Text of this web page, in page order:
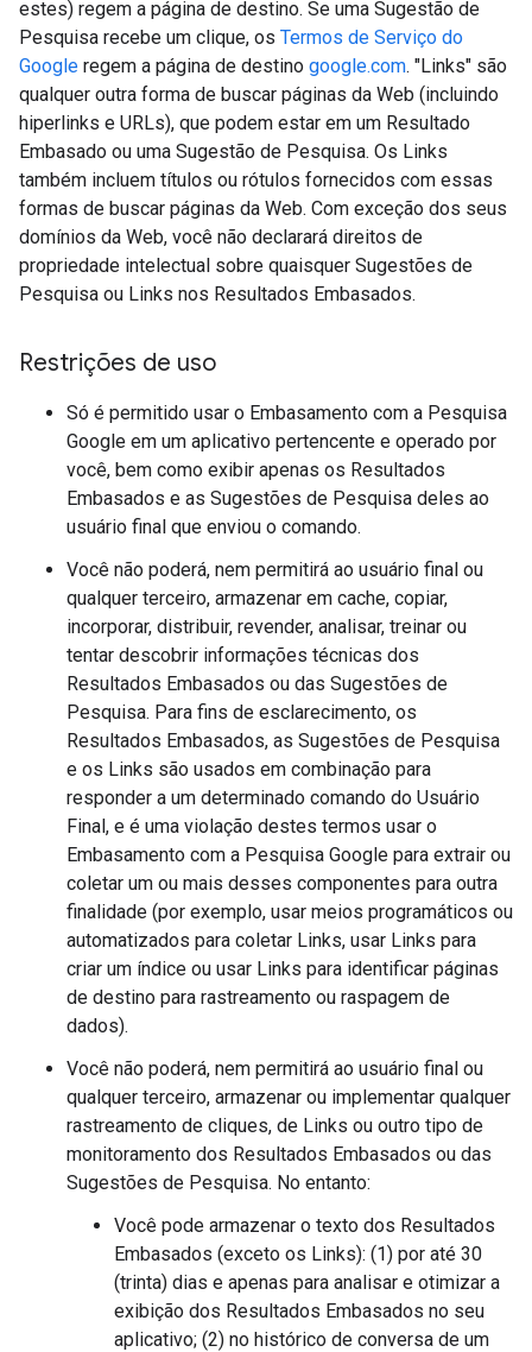
estes) regem a página de destino. Se uma Sugestão de
Pesquisa recebe um clique, os Termos de Serviço do
Google regem a página de destino google.com. "Links" são
qualquer outra forma de buscar páginas da Web (incluindo
hiperlinks e URLs), que podem estar em um Resultado
Embasado ou uma Sugestão de Pesquisa. Os Links
também incluem títulos ou rótulos fornecidos com essas
formas de buscar páginas da Web. Com exceção dos seus
domínios da Web, você não declarará direitos de
propriedade intelectual sobre quaisquer Sugestões de
Pesquisa ou Links nos Resultados Embasados.
Restrições de uso
Só é permitido usar o Embasamento com a Pesquisa
Google em um aplicativo pertencente e operado por
você, bem como exibir apenas os Resultados
Embasados e as Sugestões de Pesquisa deles ao
usuário final que enviou o comando.
Você não poderá, nem permitirá ao usuário final ou
qualquer terceiro, armazenar em cache, copiar,
incorporar, distribuir, revender, analisar, treinar ou
tentar descobrir informações técnicas dos
Resultados Embasados ou das Sugestões de
Pesquisa. Para fins de esclarecimento, os
Resultados Embasados, as Sugestões de Pesquisa
e os Links são usados em combinação para
responder a um determinado comando do Usuário
Final, e é uma violação destes termos usar o
Embasamento com a Pesquisa Google para extrair ou
coletar um ou mais desses componentes para outra
finalidade (por exemplo, usar meios programáticos ou
automatizados para coletar Links, usar Links para
criar um índice ou usar Links para identificar páginas
de destino para rastreamento ou raspagem de
dados).
Você não poderá, nem permitirá ao usuário final ou
qualquer terceiro, armazenar ou implementar qualquer
rastreamento de cliques, de Links ou outro tipo de
monitoramento dos Resultados Embasados ou das
Sugestões de Pesquisa. No entanto:
Você pode armazenar o texto dos Resultados
Embasados (exceto os Links): (1) por até 30
(trinta) dias e apenas para analisar e otimizar a
exibição dos Resultados Embasados no seu
aplicativo; (2) no histórico de conversa de um